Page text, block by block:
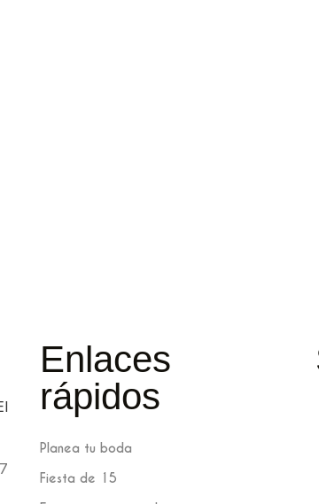
Enlaces
rápidos
Planea tu boda
Fiesta de 15